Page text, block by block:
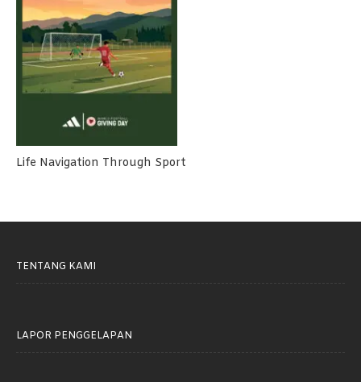
Life Navigation Through Sport
TENTANG KAMI
LAPOR PENGGELAPAN